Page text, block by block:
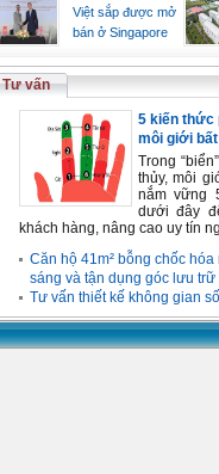
Việt sắp được mở
bán ở Singapore
Tư vấn
5 kiến thức
môi giới
Trong
thủy, môi
nắm vững
dưới đây
khách hàng, nâng cao uy tín
Căn hộ 41m² bỗng chốc
sáng và tận dụng góc lưu trữ
Tư vấn thiết kế không gian